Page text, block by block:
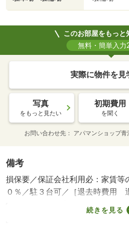
このお部屋をもっと
無料・簡単入力
実際に物件を見
写真
をもっと見たい
初期費用
を聞く
お問い合わせ先 アパマンショップ
備考
損保要／保証会社利用必：家賃等
０％／駐３台可／［退去時費用
意・過失等別途実費］環境維持費
込）、鍵交換費：ご契約時１６５
続きを見る